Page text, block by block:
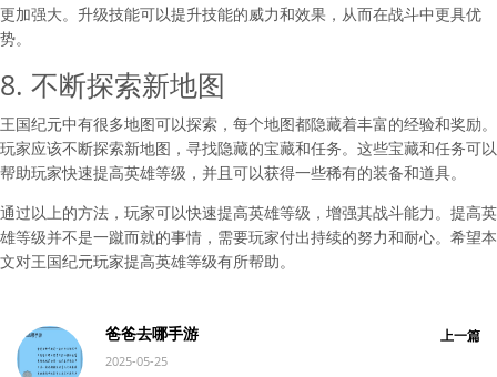
更加强大。升级技能可以提升技能的威力和效果，从而在战斗中更具优
势。
8. 不断探索新地图
王国纪元中有很多地图可以探索，每个地图都隐藏着丰富的经验和奖励。
玩家应该不断探索新地图，寻找隐藏的宝藏和任务。这些宝藏和任务可以
帮助玩家快速提高英雄等级，并且可以获得一些稀有的装备和道具。
通过以上的方法，玩家可以快速提高英雄等级，增强其战斗能力。提高英
雄等级并不是一蹴而就的事情，需要玩家付出持续的努力和耐心。希望本
文对王国纪元玩家提高英雄等级有所帮助。
爸爸去哪手游
2025-05-25
上一篇